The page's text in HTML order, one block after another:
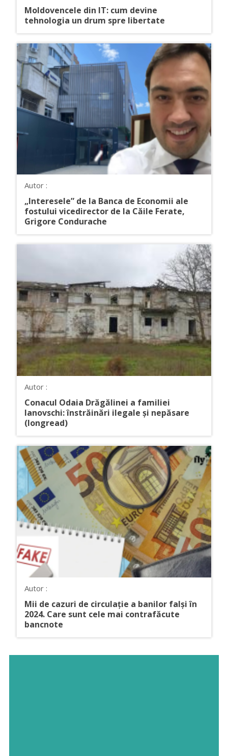
Moldovencele din IT: cum devine
tehnologia un drum spre libertate
Autor :
„Interesele” de la Banca de Economii ale
fostului vicedirector de la Căile Ferate,
Grigore Condurache
Autor :
Conacul Odaia Drăgălinei a familiei
Ianovschi: înstrăinări ilegale și nepăsare
(longread)
Autor :
Mii de cazuri de circulație a banilor falși în
2024. Care sunt cele mai contrafăcute
bancnote